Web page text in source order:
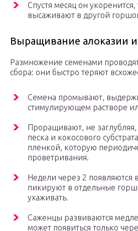
Спустя месяц он укоренится,
высаживают в другой
Выращивание алоказии
Размножение семенами
сбора: они быстро теряют
Семена промывают,
стимулирующем растворе
Проращивают, не
песка и кокосового
пленкой, которую
проветривания.
Недели через 2 появляются
пикируют в отдельные
ухаживать.
Саженцы развиваются
может появиться только